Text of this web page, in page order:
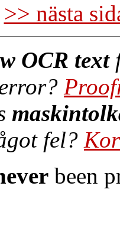
>> nästa
OCR text
fel?
been